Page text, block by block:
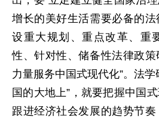
增长的美好生活需要必备的
设重大规划、重点改革、重
性、针对性、储备性法律政
力量服务中国式现代化”。法学
国的大地上”，就要把握中国
跟进经济社会发展的趋势节